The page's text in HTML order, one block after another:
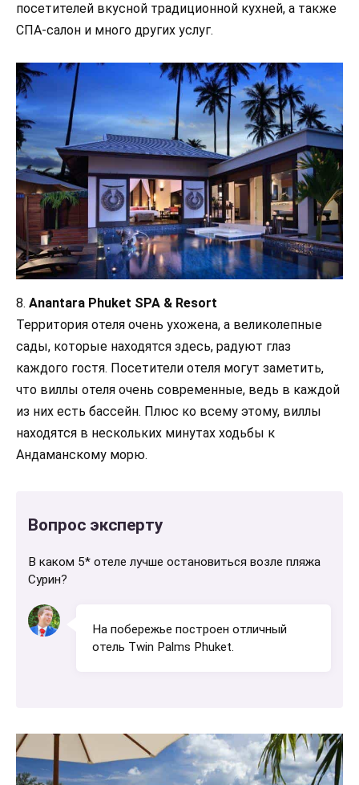
посетителей вкусной традиционной кухней, а также
СПА-салон и много других услуг.
8. Anantara Phuket SPA & Resort
Территория отеля очень ухожена, а великолепные
сады, которые находятся здесь, радуют глаз
каждого гостя. Посетители отеля могут заметить,
что виллы отеля очень современные, ведь в каждой
из них есть бассейн. Плюс ко всему этому, виллы
находятся в нескольких минутах ходьбы к
Андаманскому морю.
Вопрос эксперту
В каком 5* отеле лучше остановиться возле пляжа
Сурин?
На побережье построен отличный
отель Twin Palms Phuket.